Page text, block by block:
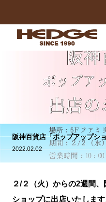
阪神百貨店「ポップアップシ
2022.02.02
２/２（火）からの2週間
ショップに出店いたします